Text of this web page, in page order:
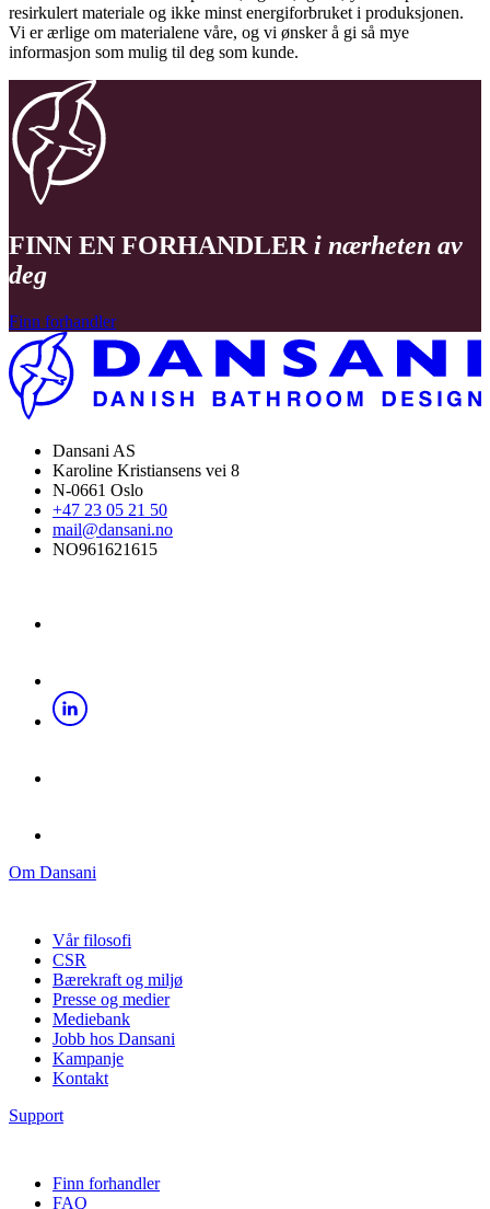
resirkulert materiale og ikke minst energiforbruket i produksjonen.
Vi er ærlige om materialene våre, og vi ønsker å gi så mye
informasjon som mulig til deg som kunde.
FINN EN FORHANDLER i nærheten av
deg
Finn forhandler
Dansani AS
Karoline Kristiansens vei 8
N-0661 Oslo
+47 23 05 21 50
mail@dansani.no
NO961621615
Om Dansani
Vår filosofi
CSR
Bærekraft og miljø
Presse og medier
Mediebank
Jobb hos Dansani
Kampanje
Kontakt
Support
Finn forhandler
FAQ